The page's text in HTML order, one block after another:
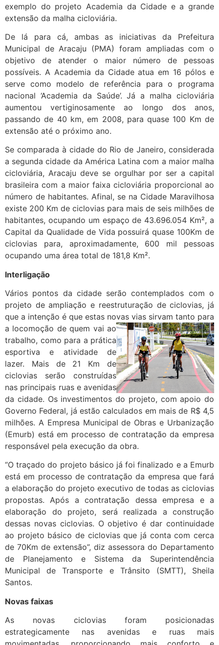
exemplo do projeto Academia da Cidade e a grande
extensão da malha cicloviária.
De lá para cá, ambas as iniciativas da Prefeitura
Municipal de Aracaju (PMA) foram ampliadas com o
objetivo de atender o maior número de pessoas
possíveis. A Academia da Cidade atua em 16 pólos e
serve como modelo de referência para o programa
nacional ‘Academia da Saúde’. Já a malha cicloviária
aumentou vertiginosamente ao longo dos anos,
passando de 40 km, em 2008, para quase 100 Km de
extensão até o próximo ano.
Se comparada à cidade do Rio de Janeiro, considerada
a segunda cidade da América Latina com a maior malha
cicloviária, Aracaju deve se orgulhar por ser a capital
brasileira com a maior faixa cicloviária proporcional ao
número de habitantes. Afinal, se na Cidade Maravilhosa
existe 200 Km de ciclovias para mais de seis milhões de
habitantes, ocupando um espaço de 43.696.054 Km², a
Capital da Qualidade de Vida possuirá quase 100Km de
ciclovias para, aproximadamente, 600 mil pessoas
ocupando uma área total de 181,8 Km².
Interligação
Vários pontos da cidade serão contemplados com o
projeto de ampliação e reestruturação de ciclovias, já
que a intenção é que estas novas vias sirvam tanto para
a locomoção de quem vai ao
trabalho, como para a prática
esportiva e atividade de
lazer. Mais de 21 Km de
ciclovias serão construídas
nas principais ruas e avenidas
da cidade. Os investimentos do projeto, com apoio do
Governo Federal, já estão calculados em mais de R$ 4,5
milhões. A Empresa Municipal de Obras e Urbanização
(Emurb) está em processo de contratação da empresa
responsável pela execução da obra.
“O traçado do projeto básico já foi finalizado e a Emurb
está em processo de contratação da empresa que fará
a elaboração do projeto executivo de todas as ciclovias
propostas. Após a contratação dessa empresa e a
elaboração do projeto, será realizada a construção
dessas novas ciclovias. O objetivo é dar continuidade
ao projeto básico de ciclovias que já conta com cerca
de 70Km de extensão”, diz assessora do Departamento
de Planejamento e Sistema da Superintendência
Municipal de Transporte e Trânsito (SMTT), Sheila
Santos.
Novas faixas
As novas ciclovias foram posicionadas
estrategicamente nas avenidas e ruas mais